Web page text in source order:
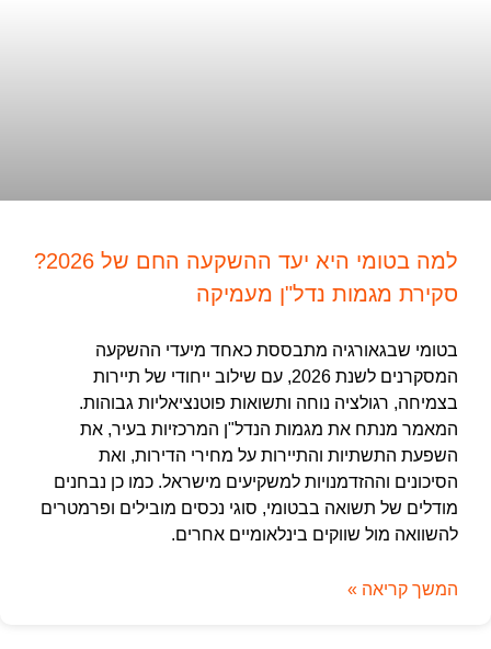
למה בטומי היא יעד ההשקעה החם של 2026?
סקירת מגמות נדל"ן מעמיקה
בטומי שבגאורגיה מתבססת כאחד מיעדי ההשקעה
המסקרנים לשנת 2026, עם שילוב ייחודי של תיירות
בצמיחה, רגולציה נוחה ותשואות פוטנציאליות גבוהות.
המאמר מנתח את מגמות הנדל"ן המרכזיות בעיר, את
השפעת התשתיות והתיירות על מחירי הדירות, ואת
הסיכונים וההזדמנויות למשקיעים מישראל. כמו כן נבחנים
מודלים של תשואה בבטומי, סוגי נכסים מובילים ופרמטרים
להשוואה מול שווקים בינלאומיים אחרים.
המשך קריאה »